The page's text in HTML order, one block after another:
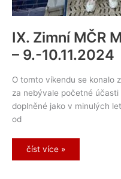
IX. Zimní MČR
– 9.-10.11.2024
O tomto víkendu se konalo
za nebývale početné
doplněné jako v minulých
od
IX.
číst více »